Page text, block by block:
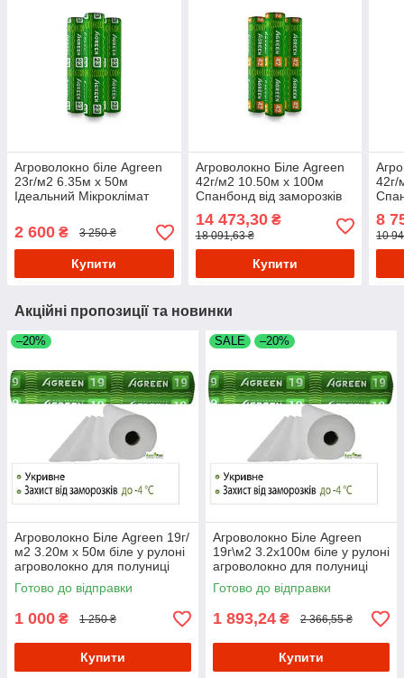
Агроволокно біле Agreen
23г/м2 6.35м х 50м
Ідеальний Мікроклімат
2 600 ₴ 3 250 ₴
Купити
Агроволокно Біле Agreen
42г/м2 10.50м х 100м
Спанбонд від заморозків
Рослин
14 473,30₴
18 091,63 ₴
Купити
8
10
Акційні пропозиції та новинки
–20%
Агроволокно Біле Agreen 19г/
м2 3.20м х 50м біле у рулоні
агроволокно для полуниці
агроволокно для городу
Готово до відправки
1 000 ₴ 1 250 ₴
Купити
SALE –20%
Агроволокно Біле Agreen
19г\м2 3.2х100м біле у рулоні
агроволокно для полуниці
агроволокно для городу
Готово до відправки
1 893,24 ₴ 2 366,55 ₴
Купити